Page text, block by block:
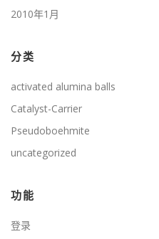
2010年1月
分类
activated alumina balls
Catalyst-Carrier
Pseudoboehmite
uncategorized
功能
登录